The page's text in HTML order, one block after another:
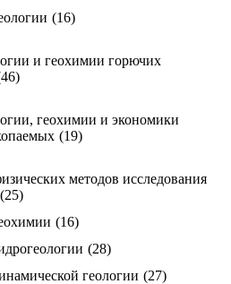
(16)
и геохимии горючих
геохимии и экономики
(19)
методов исследования
(25)
(16)
(28)
геологии (27)